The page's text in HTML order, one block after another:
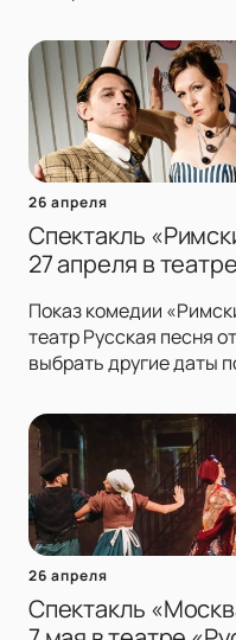
26 апреля
Спектакль
27 апреля в
Показ комедии
театр Русская песня
выбрать другие даты
26 апреля
Спектакль